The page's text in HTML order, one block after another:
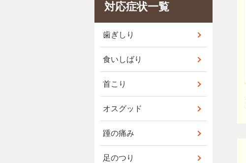
対応症状一覧
歯ぎしり
食いしばり
首こり
オスグッド
踵の痛み
足のつり